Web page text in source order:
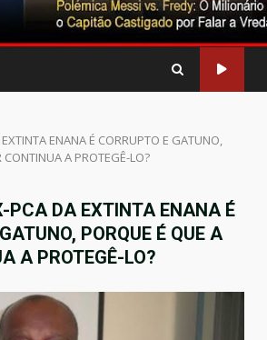
ENANA É CORRUPTO E GATUNO,
A PROTEGÊ-LO?
PCA DA EXTINTA ENANA É
PORQUE É QUE A
A PROTEGÊ-LO?